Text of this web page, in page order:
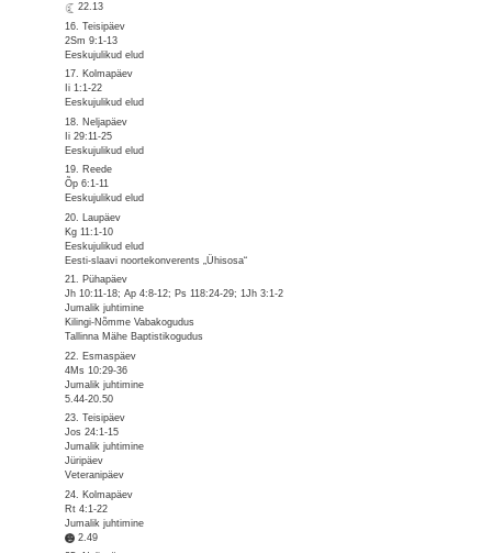
22.13
16. Teisipäev
2Sm 9:1-13
Eeskujulikud elud
17. Kolmapäev
Ii 1:1-22
Eeskujulikud elud
18. Neljapäev
Ii 29:11-25
Eeskujulikud elud
19. Reede
Õp 6:1-11
Eeskujulikud elud
20. Laupäev
Kg 11:1-10
Eeskujulikud elud
Eesti-slaavi noortekonverents „Ühisosa“
21. Pühapäev
Jh 10:11-18; Ap 4:8-12; Ps 118:24-29; 1Jh 3:1-2
Jumalik juhtimine
Kilingi-Nõmme Vabakogudus
Tallinna Mähe Baptistikogudus
22. Esmaspäev
4Ms 10:29-36
Jumalik juhtimine
5.44-20.50
23. Teisipäev
Jos 24:1-15
Jumalik juhtimine
Jüripäev
Veteranipäev
24. Kolmapäev
Rt 4:1-22
Jumalik juhtimine
2.49